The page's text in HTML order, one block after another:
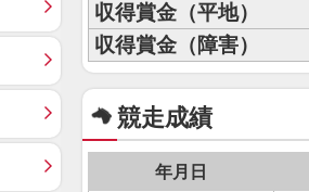
収得賞金（平地）
収得賞金（障害）
競走成績
年月日